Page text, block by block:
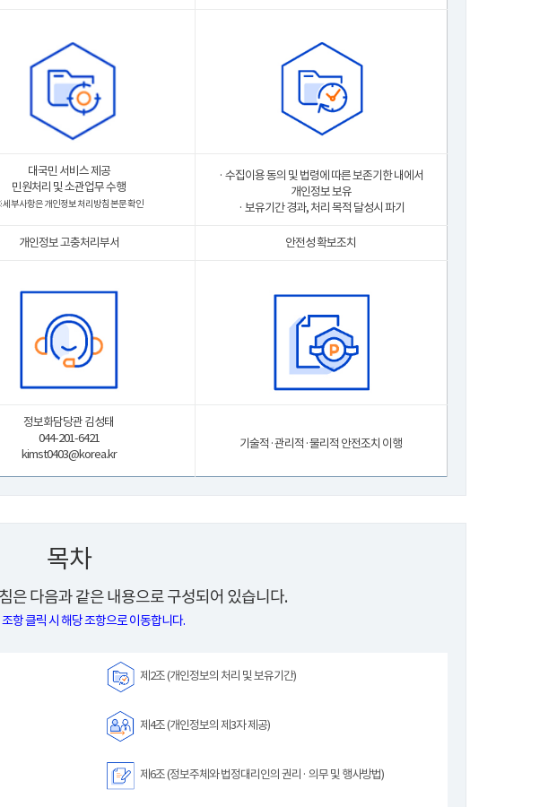
대국민 서비스 제공
민원처리 및 소관업무 수행
세부사항은 개인정보 처리방침 본문 확인
· 수집이용 동의 및 법령에 따른 보존기한 내에서
개인정보 보유
· 보유기간 경과, 처리 목적 달성시 파기
개인정보 고충처리부서 안전성 확보조치
정보화담당관 김성태
044-201-6421
kimst0403@korea.kr
기술적·관리적·물리적 안전조치 이행
목차
은 다음과 같은 내용으로 구성되어 있습니다.
항 클릭 시 해당 조항으로 이동합니다.
제2조 (개인정보의 처리 및 보유기간)
제4조 (개인정보의 제3자 제공)
제6조 (정보주체와 법정대리인의 권리· 의무 및 행사방법)